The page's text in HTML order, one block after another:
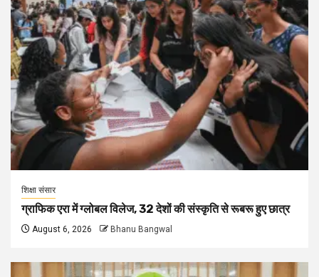
शिक्षा संसार
ग्राफिक एरा में ग्लोबल विलेज, 32 देशों की संस्कृति से रूबरू हुए छात्र
August 6, 2026 Bhanu Bangwal